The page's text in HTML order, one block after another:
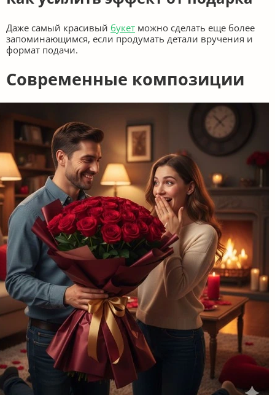
Даже самый красивый букет можно сделать еще более
запоминающимся, если продумать детали вручения и
формат подачи.
Современные композиции